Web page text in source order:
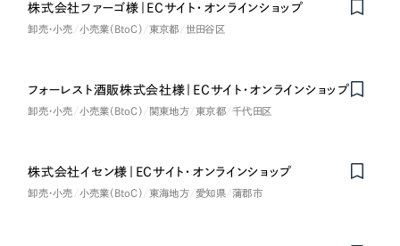
株式会社ファーゴ様｜ECサイト・オンラインショップ
卸売・小売 小売業（BtoC） 東京都 世田谷区
フォーレスト酒販株式会社様｜ECサイト・オンラインショップ
卸売・小売 小売業（BtoC） 関東地方 東京都 千代田区
株式会社イセン様｜ECサイト・オンラインショップ
卸売・小売 小売業（BtoC） 東海地方 愛知県 蒲郡市